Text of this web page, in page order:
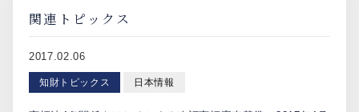
関連トピックス
2017.02.06
知財トピックス 日本情報